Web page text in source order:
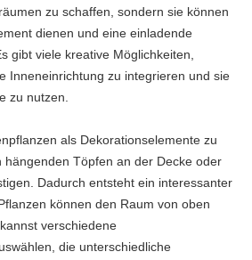
zu schaffen, sondern sie können
dienen und eine einladende
gibt viele kreative Möglichkeiten,
Inneneinrichtung zu integrieren und sie
zu nutzen.
als Dekorationselemente zu
hängenden Töpfen an der Decke oder
Dadurch entsteht ein interessanter
können den Raum von oben
verschiedene
die unterschiedliche